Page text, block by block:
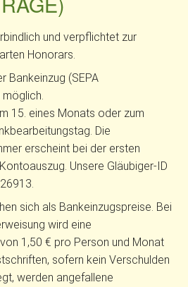
und verpflichtet zur
Honorars.
Bankeinzug (SEPA
15. eines Monats oder zum
Die
erscheint bei der ersten
Unsere Gläubiger-ID
sich als Bankeinzugspreise. Bei
wird eine
1,50 € pro Person und Monat
sofern kein Verschulden
werden angefallene